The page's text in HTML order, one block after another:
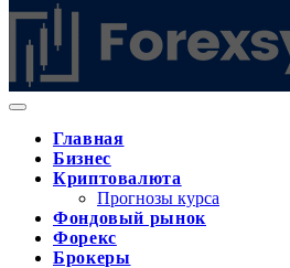
Главная
Бизнес
Криптовалюта
Прогнозы курса
Фондовый рынок
Форекс
Брокеры